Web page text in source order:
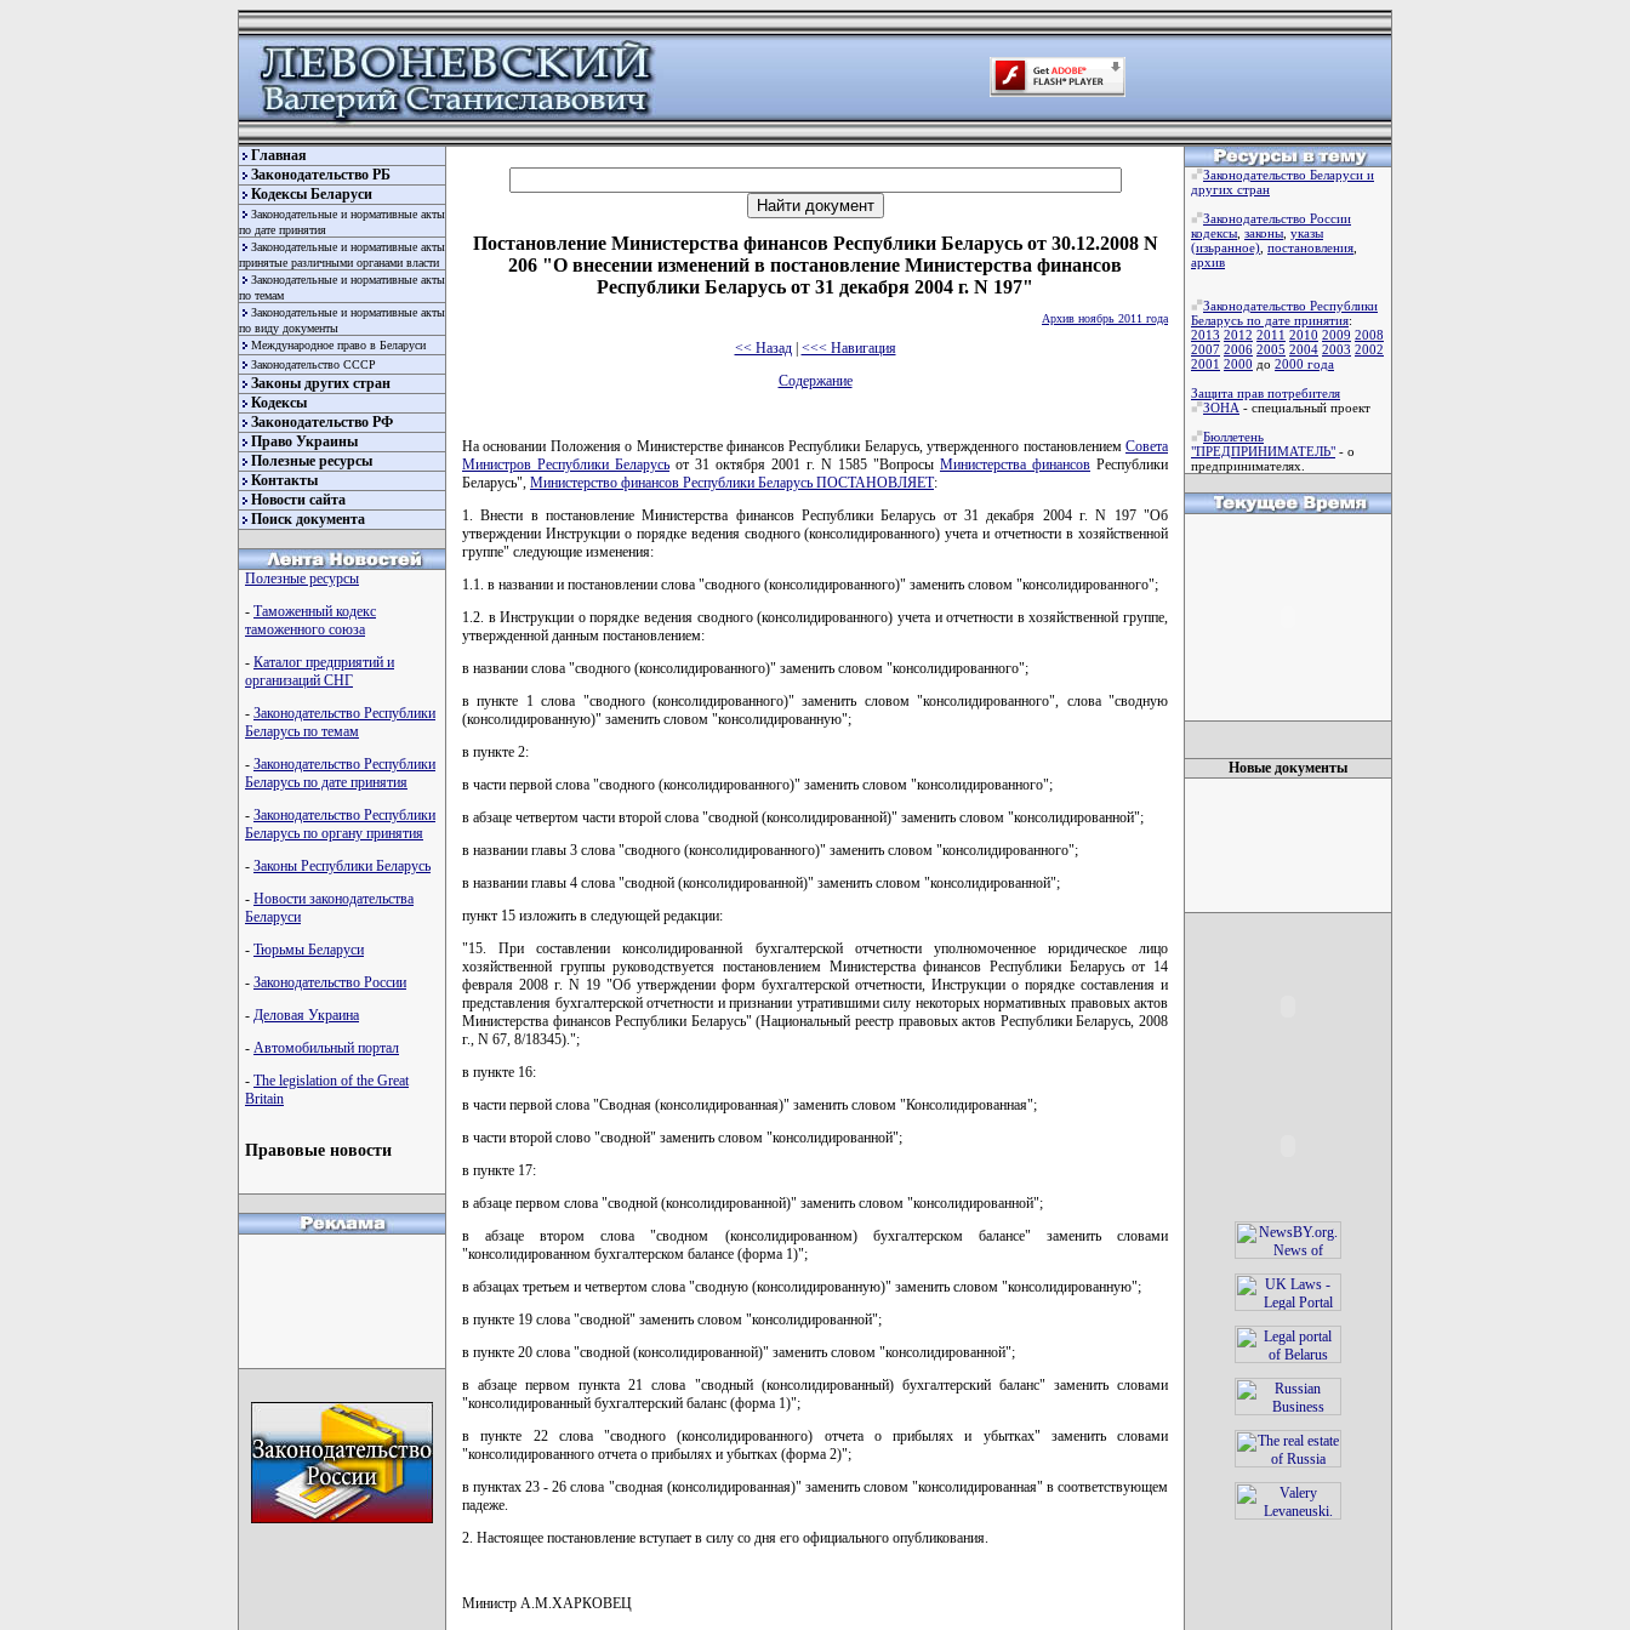
Главная
Законодательство РБ
Кодексы Беларуси
Законодательные и нормативные акты
по дате принятия
Законодательные и нормативные акты
принятые различными органами власти
Законодательные и нормативные акты
по темам
Законодательные и нормативные акты
по виду документы
Международное право в Беларуси
Законодательство СССР
Законы других стран
Кодексы
Законодательство РФ
Право Украины
Полезные ресурсы
Контакты
Новости сайта
Поиск документа
Полезные ресурсы
- Таможенный кодекс
таможенного союза
- Каталог предприятий и
организаций СНГ
- Законодательство Республики
Беларусь по темам
- Законодательство Республики
Беларусь по дате принятия
- Законодательство Республики
Беларусь по органу принятия
- Законы Республики Беларусь
- Новости законодательства
Беларуси
- Тюрьмы Беларуси
- Законодательство России
- Деловая Украина
- Автомобильный портал
- The legislation of the Great
Britain
Правовые новости
Постановление Министерства финансов Республики Беларусь от 30.12.2008 N
206 "О внесении изменений в постановление Министерства финансов
Республики Беларусь от 31 декабря 2004 г. N 197"
Архив ноябрь 2011 года
<< Назад| <<< Навигация
Содержание
На основании Положения о Министерстве финансов Республики Беларусь, утвержденного постановлением Совета
Министров Республики Беларусь от 31 октября 2001 г. N 1585 "Вопросы Министерства финансов Республики
Беларусь", Министерство финансов Республики Беларусь ПОСТАНОВЛЯЕТ:
1. Внести в постановление Министерства финансов Республики Беларусь от 31 декабря 2004 г. N 197 "Об
утверждении Инструкции о порядке ведения сводного (консолидированного) учета и отчетности в хозяйственной
группе" следующие изменения:
1.1. в названии и постановлении слова "сводного (консолидированного)" заменить словом "консолидированного";
1.2. в Инструкции о порядке ведения сводного (консолидированного) учета и отчетности в хозяйственной группе,
утвержденной данным постановлением:
в названии слова "сводного (консолидированного)" заменить словом "консолидированного";
в пункте 1 слова "сводного (консолидированного)" заменить словом "консолидированного", слова "сводную
(консолидированную)" заменить словом "консолидированную";
в пункте 2:
в части первой слова "сводного (консолидированного)" заменить словом "консолидированного";
в абзаце четвертом части второй слова "сводной (консолидированной)" заменить словом "консолидированной";
в названии главы 3 слова "сводного (консолидированного)" заменить словом "консолидированного";
в названии главы 4 слова "сводной (консолидированной)" заменить словом "консолидированной";
пункт 15 изложить в следующей редакции:
"15. При составлении консолидированной бухгалтерской отчетности уполномоченное юридическое лицо
хозяйственной группы руководствуется постановлением Министерства финансов Республики Беларусь от 14
февраля 2008 г. N 19 "Об утверждении форм бухгалтерской отчетности, Инструкции о порядке составления и
представления бухгалтерской отчетности и признании утратившими силу некоторых нормативных правовых актов
Министерства финансов Республики Беларусь" (Национальный реестр правовых актов Республики Беларусь, 2008
г., N 67, 8/18345).";
в пункте 16:
в части первой слова "Сводная (консолидированная)" заменить словом "Консолидированная";
в части второй слово "сводной" заменить словом "консолидированной";
в пункте 17:
в абзаце первом слова "сводной (консолидированной)" заменить словом "консолидированной";
в абзаце втором слова "сводном (консолидированном) бухгалтерском балансе" заменить словами
"консолидированном бухгалтерском балансе (форма 1)";
в абзацах третьем и четвертом слова "сводную (консолидированную)" заменить словом "консолидированную";
в пункте 19 слова "сводной" заменить словом "консолидированной";
в пункте 20 слова "сводной (консолидированной)" заменить словом "консолидированной";
в абзаце первом пункта 21 слова "сводный (консолидированный) бухгалтерский баланс" заменить словами
"консолидированный бухгалтерский баланс (форма 1)";
в пункте 22 слова "сводного (консолидированного) отчета о прибылях и убытках" заменить словами
"консолидированного отчета о прибылях и убытках (форма 2)";
в пунктах 23 - 26 слова "сводная (консолидированная)" заменить словом "консолидированная" в соответствующем
падеже.
2. Настоящее постановление вступает в силу со дня его официального опубликования.
Министр А.М.ХАРКОВЕЦ
Законодательство Беларуси и
других стран
Законодательство России
кодексы законы указы
(изьранное) постановления
архив
Законодательство Республики
Беларусь по дате принятия:
2013 2012 2011 2010 2009 2008
2007 2006 2005 2004 2003 2002
2001 2000 до 2000 года
Защита прав потребителя
ЗОНА - специальный проект
Бюллетень
"ПРЕДПРИНИМАТЕЛЬ" - о
предпринимателях.
Новые документы